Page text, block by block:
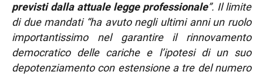
previsti dalla attuale legge professionale”. Il limite
di due mandati “ha avuto negli ultimi anni un ruolo
importantissimo nel garantire il rinnovamento
democratico delle cariche e l’ipotesi di un suo
depotenziamento con estensione a tre del numero